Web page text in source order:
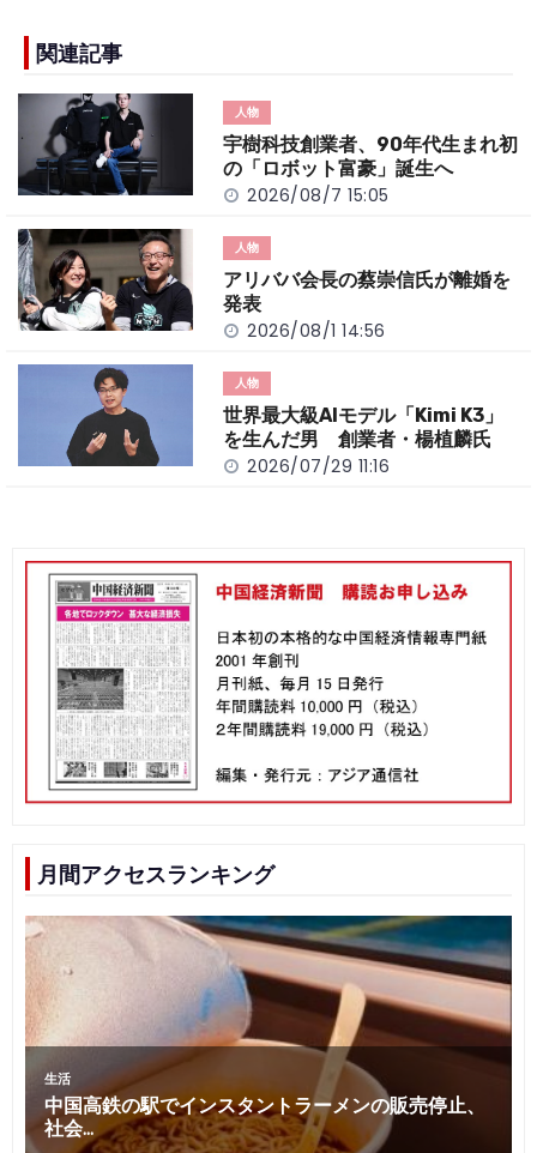
e
b
o
o
k
n
k
関連記事
人物
宇樹科技創業者、90年代生まれ初
の「ロボット富豪」誕生へ
2026/08/7 15:05
人物
アリババ会長の蔡崇信氏が離婚を
発表
2026/08/1 14:56
人物
世界最大級AIモデル「Kimi K3」
を生んだ男 創業者・楊植麟氏
2026/07/29 11:16
月間アクセスランキング